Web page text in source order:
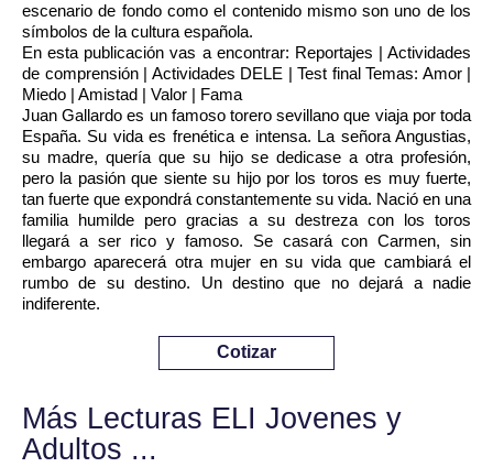
escenario de fondo como el contenido mismo son uno de los
símbolos de la cultura española.
En esta publicación vas a encontrar: Reportajes | Actividades
de comprensión | Actividades DELE | Test final Temas: Amor |
Miedo | Amistad | Valor | Fama
Juan Gallardo es un famoso torero sevillano que viaja por toda
España. Su vida es frenética e intensa. La señora Angustias,
su madre, quería que su hijo se dedicase a otra profesión,
pero la pasión que siente su hijo por los toros es muy fuerte,
tan fuerte que expondrá constantemente su vida. Nació en una
familia humilde pero gracias a su destreza con los toros
llegará a ser rico y famoso. Se casará con Carmen, sin
embargo aparecerá otra mujer en su vida que cambiará el
rumbo de su destino. Un destino que no dejará a nadie
indiferente.
Cotizar
Más Lecturas ELI Jovenes y
Adultos ...